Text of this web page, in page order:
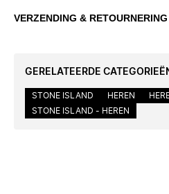
VERZENDING & RETOURNERING
GERELATEERDE
STONE ISLAND HEREN
STONE ISLAND - HEREN